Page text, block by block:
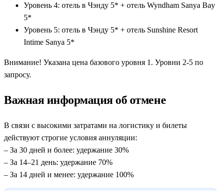
Уровень 4: отель в Чэнду 5* + отель Wyndham Sanya Bay
5*
Уровень 5: отель в Чэнду 5* + отель Sunshine Resort
Intime Sanya 5*
Внимание! Указана цена базового уровня 1. Уровни 2-5 по
запросу.
Важная информация об отмене
В связи с высокими затратами на логистику и билеты
действуют строгие условия аннуляции:
– За 30 дней и более: удержание 30%
– За 14–21 день: удержание 70%
– За 14 дней и менее: удержание 100%